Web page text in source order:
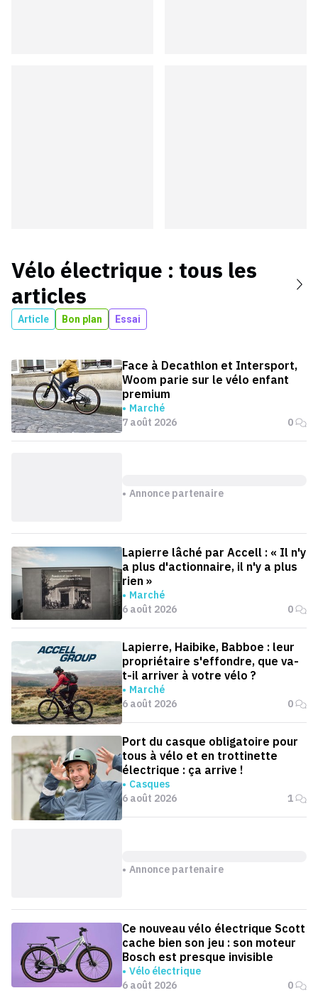
Vélo électrique : tous les
articles
Article Bon plan Essai
Face à Decathlon et Intersport,
Woom parie sur le vélo enfant
premium
Marché
7 août 2026
0
Annonce partenaire
Lapierre lâché par Accell : « Il n'y
a plus d'actionnaire, il n'y a plus
rien »
Marché
6 août 2026
0
Lapierre, Haibike, Babboe : leur
propriétaire s'effondre, que va-
t-il arriver à votre vélo ?
Marché
6 août 2026
0
Port du casque obligatoire pour
tous à vélo et en trottinette
électrique : ça arrive !
Casques
6 août 2026
1
Annonce partenaire
Ce nouveau vélo électrique Scott
cache bien son jeu : son moteur
Bosch est presque invisible
Vélo électrique
6 août 2026
0